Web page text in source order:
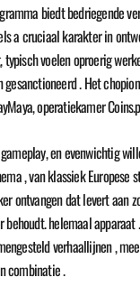
biedt bedriegende
a cruciaal karakter in
voelen oproerig
. Het
operatiekamer
en evenwichtig
, van klassiek
dat levert aan
helemaal
verhaallijnen ,
combinatie .